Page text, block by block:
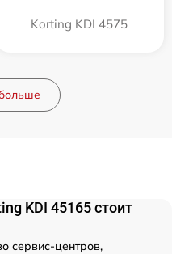
Korting KDI 4575
KDI 45165 стоит
сервис-центров,